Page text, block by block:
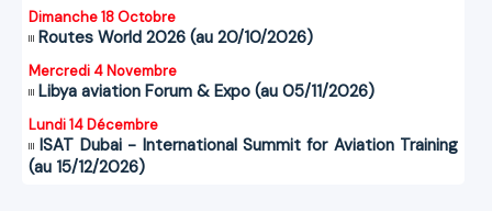
Dimanche 18 Octobre
Routes World 2026 (au 20/10/2026)
Mercredi 4 Novembre
Libya aviation Forum & Expo (au 05/11/2026)
Lundi 14 Décembre
ISAT Dubai - International Summit for Aviation Training
(au 15/12/2026)